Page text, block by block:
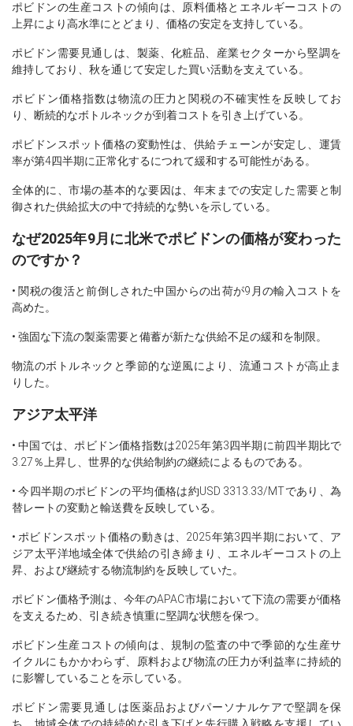
ポビドンの生産コストの傾向は、原料価格とエネルギーコストの
上昇により高水準にとどまり、価格の安定を支持している。
ポビドン需要見通しは、製薬、化粧品、産業セクターから堅調を
維持しており、秋を通じて安定した買い活動を支えている。
ポビドン価格指数は物流の圧力と関税の不確実性を反映してお
り、断続的なボトルネックが到着コストを引き上げている。
ポビドンスポット価格の変動性は、供給チェーンが安定し、運賃
率が第4四半期に正常化するにつれて緩和する可能性がある。
全体的に、市場の基本的な要因は、年末までの安定した需要と制
御された供給拡大の中で持続的な勢いを示している。
なぜ2025年9月に北米でポビドンの価格が変わった
のですか？
• 関税の復活と前倒しされた中国からの出荷が9月の輸入コストを
高めた。
• 強固な下流の製薬需要と備蓄が新たな供給不足の緩和を制限。
物流のボトルネックと季節的な逆風により、流通コストが高止ま
りした。
アジア太平洋
• 中国では、ポビドン価格指数は2025年第3四半期に前四半期比で
3.27％上昇し、世界的な供給制約の継続によるものである。
• 今四半期のポビドンの平均価格は約USD 3313.33/MTであり、為
替レートの変動と輸送費を反映している。
• ポビドンスポット価格の動きは、2025年第3四半期において、ア
ジア太平洋地域全体で供給の引き締まり、エネルギーコストの上
昇、および継続する物流制約を反映していた。
ポビドン価格予測は、今年のAPAC市場において下流の需要が価格
を支えるため、引き続き慎重に堅調な状態を保つ。
ポビドン生産コストの傾向は、規制の監査の中で季節的な生産サ
イクルにもかかわらず、原料および物流の圧力が利益率に持続的
に影響していることを示している。
ポビドン需要見通しは医薬品およびパーソナルケアで堅調を保